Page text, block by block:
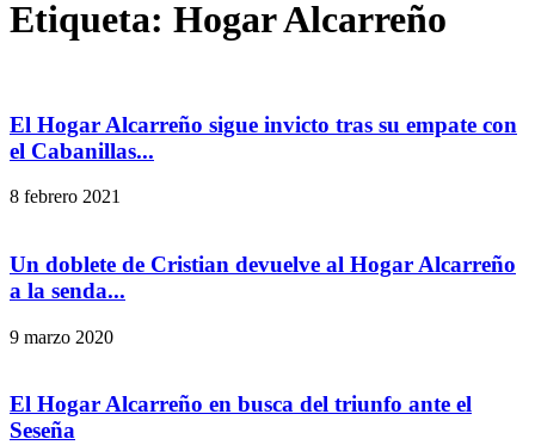
Etiqueta: Hogar Alcarreño
El Hogar Alcarreño sigue invicto tras su empate con
el Cabanillas...
8 febrero 2021
Un doblete de Cristian devuelve al Hogar Alcarreño
a la senda...
9 marzo 2020
El Hogar Alcarreño en busca del triunfo ante el
Seseña